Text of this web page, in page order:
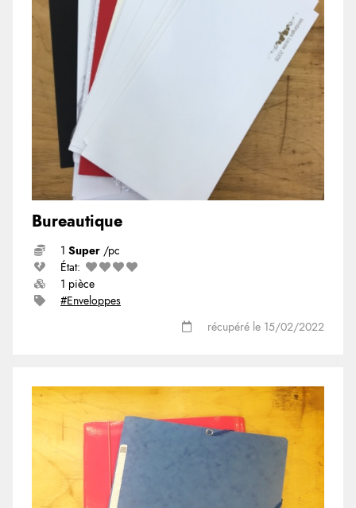
Bureautique
1 Super /pc
État:
1 pièce
#Enveloppes
récupéré le 15/02/2022